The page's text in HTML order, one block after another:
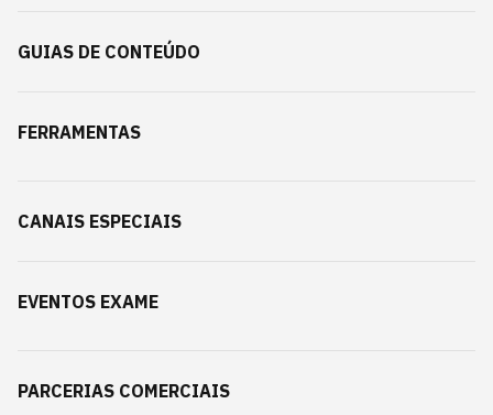
GUIAS DE CONTEÚDO
FERRAMENTAS
CANAIS ESPECIAIS
EVENTOS EXAME
PARCERIAS COMERCIAIS